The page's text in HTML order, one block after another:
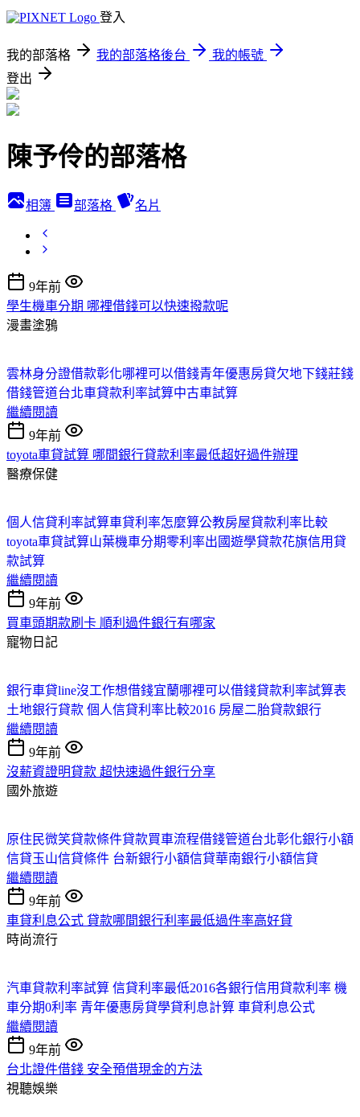
登入
我的部落格 我的部落格後台
我的帳號
登出
陳予伶的部落格
相簿 部落格 名片
9年前
學生機車分期 哪裡借錢可以快速撥款呢
漫畫塗鴉
雲林身分證借款彰化哪裡可以借錢青年優惠房貸欠地下錢莊錢
借錢管道台北車貸款利率試算中古車試算
繼續閱讀
9年前
toyota車貸試算 哪間銀行貸款利率最低超好過件辦理
醫療保健
個人信貸利率試算車貸利率怎麼算公教房屋貸款利率比較
toyota車貸試算山葉機車分期零利率出國遊學貸款花旗信用貸
款試算
繼續閱讀
9年前
買車頭期款刷卡 順利過件銀行有哪家
寵物日記
銀行車貸line沒工作想借錢宜蘭哪裡可以借錢貸款利率試算表
土地銀行貸款 個人信貸利率比較2016 房屋二胎貸款銀行
繼續閱讀
9年前
沒薪資證明貸款 超快速過件銀行分享
國外旅遊
原住民微笑貸款條件貸款買車流程借錢管道台北彰化銀行小額
信貸玉山信貸條件 台新銀行小額信貸華南銀行小額信貸
繼續閱讀
9年前
車貸利息公式 貸款哪間銀行利率最低過件率高好貸
時尚流行
汽車貸款利率試算 信貸利率最低2016各銀行信用貸款利率 機
車分期0利率 青年優惠房貸學貸利息計算 車貸利息公式
繼續閱讀
9年前
台北證件借錢 安全預借現金的方法
視聽娛樂